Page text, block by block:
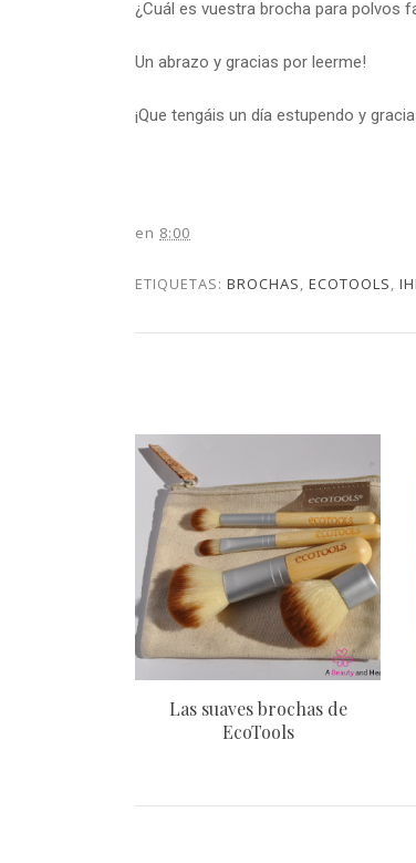
¿Cuál es vuestra brocha para polvos
Un abrazo y gracias por leerme!
¡Que tengáis un día estupendo y
en 8:00
ETIQUETAS: BROCHAS, ECOTOOLS,
Las suaves brochas de
EcoTools